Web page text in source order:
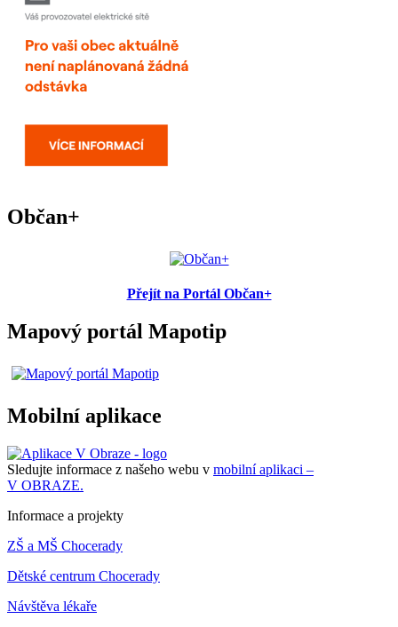
Občan+
Přejít na Portál Občan+
Mapový portál Mapotip
Mobilní aplikace
Sledujte informace z našeho webu v mobilní aplikaci –
V OBRAZE.
Informace a projekty
ZŠ a MŠ Chocerady
Dětské centrum Chocerady
Návštěva lékaře